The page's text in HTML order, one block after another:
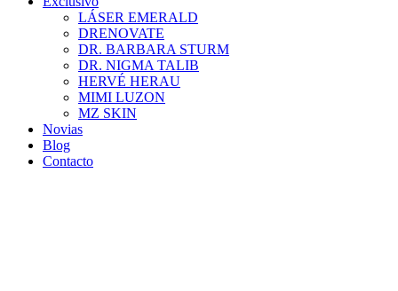
LÁSER EMERALD
DRENOVATE
DR. BARBARA STURM
DR. NIGMA TALIB
HERVÉ HERAU
MIMI LUZON
MZ SKIN
Novias
Blog
Contacto